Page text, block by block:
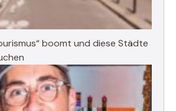
boomt und diese Städte